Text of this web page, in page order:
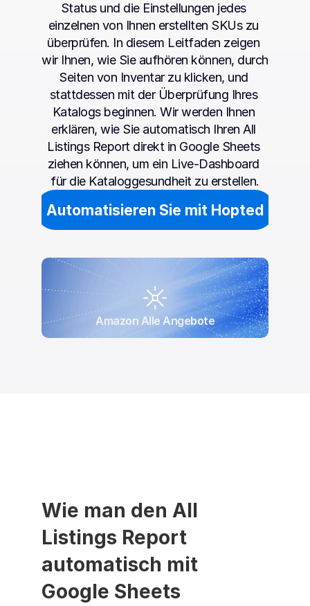
Status und die Einstellungen jedes
einzelnen von Ihnen erstellten SKUs zu
überprüfen. In diesem Leitfaden zeigen
wir Ihnen, wie Sie aufhören können, durch
Seiten von Inventar zu klicken, und
stattdessen mit der Überprüfung Ihres
Katalogs beginnen. Wir werden Ihnen
erklären, wie Sie automatisch Ihren All
Listings Report direkt in Google Sheets
ziehen können, um ein Live-Dashboard
für die Kataloggesundheit zu erstellen.
Automatisieren Sie mit Hopted
Amazon Alle Angebote
Wie man den All
Listings Report
automatisch mit
Google Sheets